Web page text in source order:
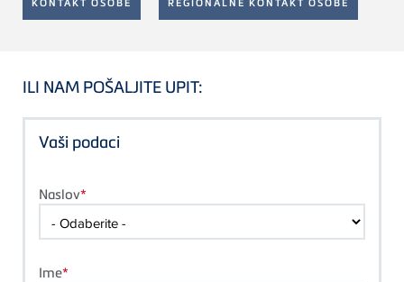
KONTAKT OSOBE REGIONALNE KONTAKT OSOBE
ILI NAM POŠALJITE UPIT:
Vaši podaci
Naslov
Ime